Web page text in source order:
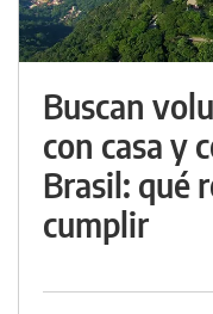
Buscan
con casa y
Brasil: qué
cumplir